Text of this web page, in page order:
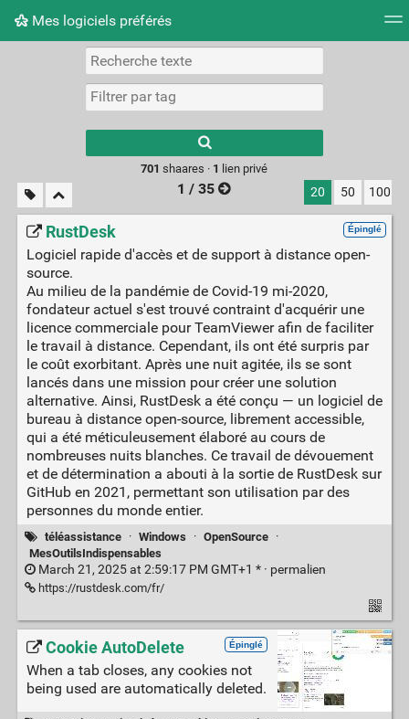
Mes logiciels préférés
Nuage de tags Mur d'images
results.
701 shaares · 1 lien privé
1 / 35 20 50 100
Épinglé
RustDesk
Logiciel rapide d'accès et de support à distance open-
source.
Au milieu de la pandémie de Covid-19 mi-2020,
fondateur actuel s'est trouvé contraint d'acquérir une
licence commerciale pour TeamViewer afin de faciliter
le travail à distance. Cependant, ils ont été surpris par
le coût exorbitant. Après une nuit agitée, ils se sont
lancés dans une mission pour créer une solution
alternative. Ainsi, RustDesk a été conçu — un logiciel de
bureau à distance open-source, librement accessible,
qui a été méticuleusement élaboré au cours de
nombreuses nuits blanches. Ce travail de dévouement
et de détermination a abouti à la sortie de RustDesk sur
GitHub en 2021, permettant son utilisation par des
personnes du monde entier.
téléassistance · Windows · OpenSource ·
MesOutilsIndispensables
March 21, 2025 at 2:59:17 PM GMT+1 * · permalien
https://rustdesk.com/fr/
Épinglé
Cookie AutoDelete
When a tab closes, any cookies not
being used are automatically deleted.